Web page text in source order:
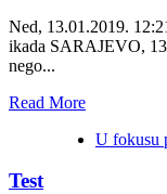
hrvatskog
naroda
Ned, 13.01.2019.
ikada SARAJEVO,
nego...
Read MoreRead
about
U fokusu
Test